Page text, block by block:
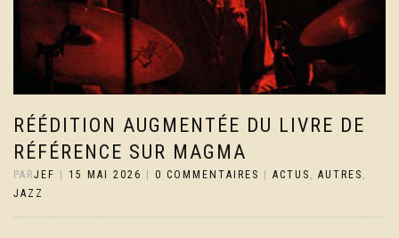
RÉÉDITION AUGMENTÉE DU LIVRE DE
RÉFÉRENCE SUR MAGMA
PARJEF | 15 MAI 2026 | 0 COMMENTAIRES | ACTUS AUTRES
JAZZ